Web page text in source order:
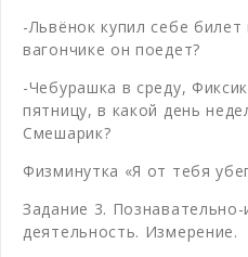
-Львёнок купил себе
вагончике он поедет?
-Чебурашка в среду,
пятницу, в какой день
Смешарик?
Физминутка «Я от тебя
Задание 3. Познавательно-
деятельность. Измерение.